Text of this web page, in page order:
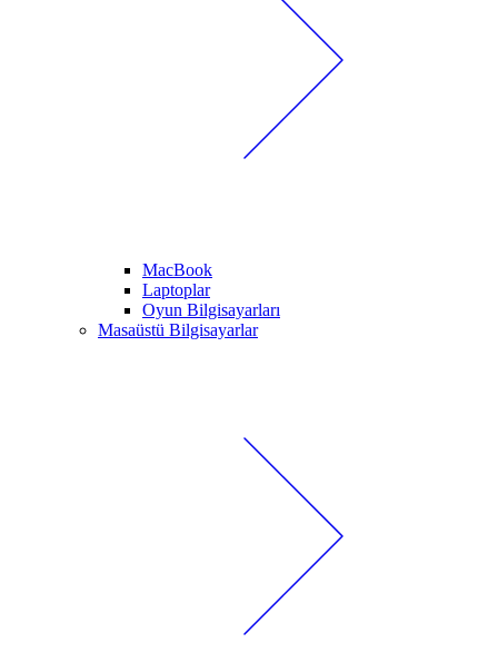
MacBook
Laptoplar
Oyun Bilgisayarları
Masaüstü Bilgisayarlar